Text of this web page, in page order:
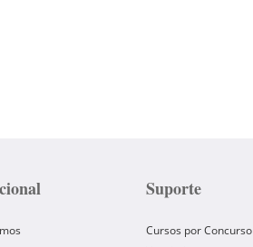
Suporte
Cursos por Concurso